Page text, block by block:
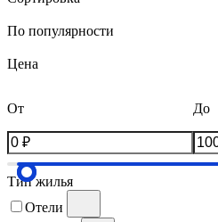
По популярности
Цена
От До
Тип жилья
Отели